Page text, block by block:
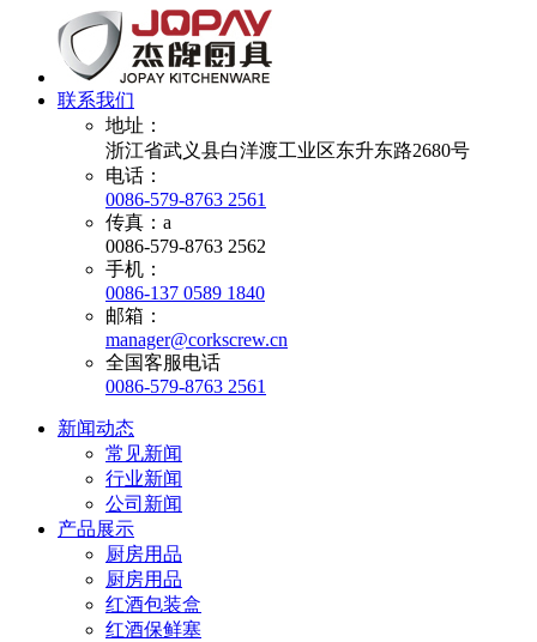
联系我们
地址：
浙江省武义县白洋渡工业区东升东路2680号
电话：
0086-579-8763 2561
传真：a
0086-579-8763 2562
手机：
0086-137 0589 1840
邮箱：
manager@corkscrew.cn
全国客服电话
0086-579-8763 2561
新闻动态
常见新闻
行业新闻
公司新闻
产品展示
厨房用品
厨房用品
红酒包装盒
红酒保鲜塞